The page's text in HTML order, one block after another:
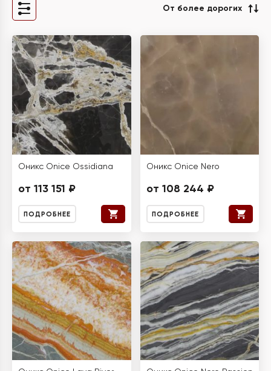
От более дорогих
Оникс Onice Ossidiana
от 113 151 ₽
ПОДРОБНЕЕ
Оникс Onice Nero
от 108 244 ₽
ПОДРОБНЕЕ